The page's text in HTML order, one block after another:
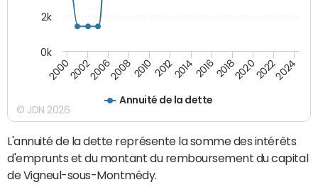
Annuité de la dette
20002002200620082010 2012201420162018202020222024
0k
2k
© JDN 2026
L'annuité de la dette représente la somme des intérêts
d'emprunts et du montant du remboursement du capital
de Vigneul-sous-Montmédy.